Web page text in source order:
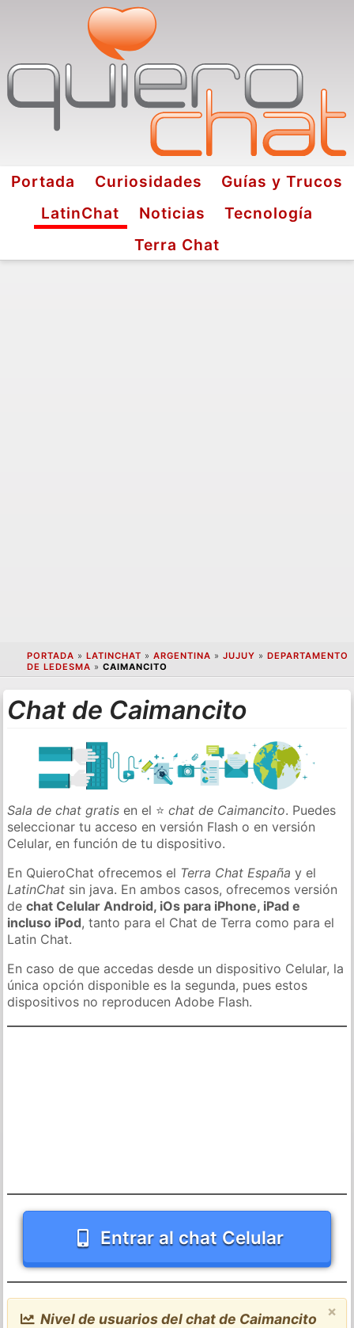
Portada Curiosidades
Guías y Trucos
LatinChat
Noticias
Tecnología
Terra Chat
PORTADA » LATINCHAT » ARGENTINA » JUJUY » DEPARTAMENTO
DE LEDESMA » CAIMANCITO
Chat de Caimancito
Sala de chat gratis en el ⭐chat de Caimancito. Puedes
seleccionar tu acceso en versión Flash o en versión
Celular, en función de tu dispositivo.
En QuieroChat ofrecemos el Terra Chat España y el
LatinChat sin java. En ambos casos, ofrecemos versión
dechat Celular Android, iOs para iPhone, iPad e
incluso iPod, tanto para el Chat de Terra como para el
Latin Chat.
En caso de que accedas desde un dispositivo Celular, la
única opción disponible es la segunda, pues estos
dispositivos no reproducen Adobe Flash.
Entrar al chat Celular
×
Nivel de usuarios del chat de Caimancito